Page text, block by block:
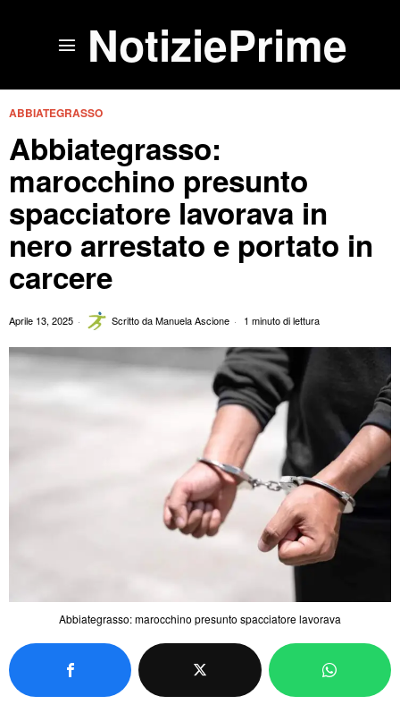
NotiziePrime
ABBIATEGRASSO
Abbiategrasso:
marocchino presunto
spacciatore lavorava in
nero arrestato e portato in
carcere
Aprile 13, 2025 Scritto daManuela Ascione 1 minuto di lettura
Abbiategrasso: marocchino presunto spacciatore lavorava